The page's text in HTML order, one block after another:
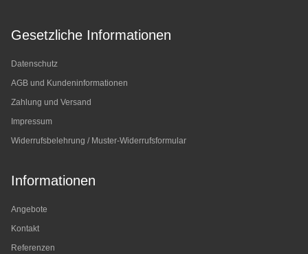
Gesetzliche Informationen
Datenschutz
AGB und Kundeninformationen
Zahlung und Versand
Impressum
Widerrufsbelehrung / Muster-Widerrufsformular
Informationen
Angebote
Kontakt
Referenzen